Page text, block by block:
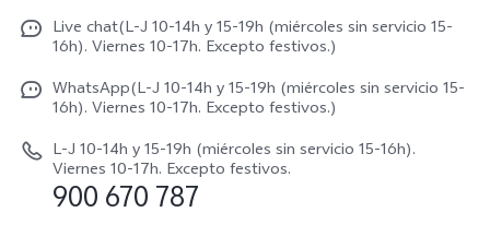
V70 5G
V70 FE
V70 Lite 5G
Y31 5G
Autenticación de IMEI
Gestión de reparaciones
Manual de usuario
Actualización de sistema
Actualizar registro
Netiqueta vivo
Avisos legales
Acerca de nosotros
Sostenibilidad
Centro de privacidad de vivo
Live chat(L-J 10-14h y 15-19h (miércoles sin servicio 15-
16h). Viernes 10-17h. Excepto festivos.)
WhatsApp(L-J 10-14h y 15-19h (miércoles sin servicio 15-
16h). Viernes 10-17h. Excepto festivos.)
L-J 10-14h y 15-19h (miércoles sin servicio 15-16h).
Viernes 10-17h. Excepto festivos.
900 670 787